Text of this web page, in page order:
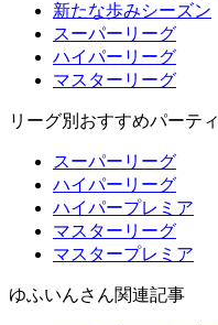
新たな歩みシーズン
スーパーリーグ
ハイパーリーグ
マスターリーグ
リーグ別おすすめパーティ
スーパーリーグ
ハイパーリーグ
ハイパープレミア
マスターリーグ
マスタープレミア
ゆふいんさん関連記事